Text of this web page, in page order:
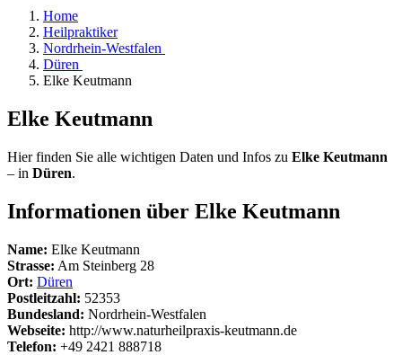
Home
Heilpraktiker
Nordrhein-Westfalen
Düren
Elke Keutmann
Elke Keutmann
Hier finden Sie alle wichtigen Daten und Infos zu Elke Keutmann
– in Düren.
Informationen über Elke Keutmann
Name: Elke Keutmann
Strasse: Am Steinberg 28
Ort: Düren
Postleitzahl: 52353
Bundesland: Nordrhein-Westfalen
Webseite: http://www.naturheilpraxis-keutmann.de
Telefon: +49 2421 888718